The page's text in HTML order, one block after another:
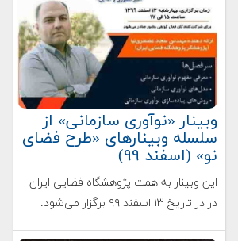
وﺑﯿﻨﺎر «ﻧﻮآوری ﺳﺎزﻣﺎﻧﯽ» از
ﺳﻠﺴﻠﻪ وﺑﯿﻨﺎرﻫﺎی «ﻃﺮح ﻓﻀﺎی
ﻧﻮ» (اسفند ۹۹)
این وبینار به همت پژوهشگاه فضایی ایران
در در ﺗﺎرﯾﺦ ۱۳ اﺳﻔﻨﺪ ۹۹ برگزار می‌شود.